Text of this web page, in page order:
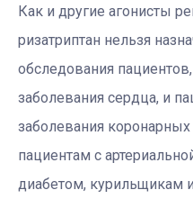
Как и другие агонисты
ризатриптан нельзя
обследования
заболевания сердца, и
заболевания
пациентам с
диабетом, курильщикам